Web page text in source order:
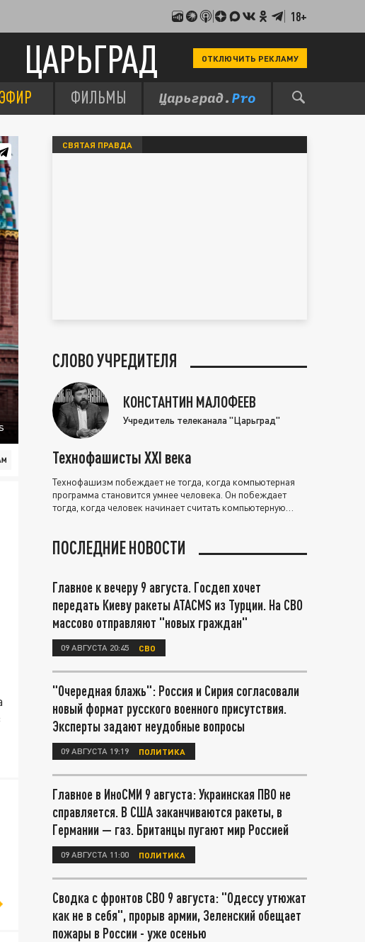
18+
ЦАРЬГРАД ОТКЛЮЧИТЬ РЕКЛАМУ
ЭФИР ФИЛЬМЫ
СВЯТАЯ ПРАВДА
СЛОВО УЧРЕДИТЕЛЯ
КОНСТАНТИН МАЛОФЕЕВ
Учредитель телеканала "Царьград"
Технофашисты XXI века
Технофашизм побеждает не тогда, когда компьютерная
программа становится умнее человека. Он побеждает
тогда, когда человек начинает считать компьютерную
ПОСЛЕДНИЕ НОВОСТИ
Главное к вечеру 9 августа. Госдеп хочет
передать Киеву ракеты ATACMS из Турции. На СВО
массово отправляют "новых граждан"
09 АВГУСТА 20:45 СВО
"Очередная блажь": Россия и Сирия согласовали
новый формат русского военного присутствия.
Эксперты задают неудобные вопросы
09 АВГУСТА 19:19 ПОЛИТИКА
Главное в ИноСМИ 9 августа: Украинская ПВО не
справляется. В США заканчиваются ракеты, в
Германии — газ. Британцы пугают мир Россией
09 АВГУСТА 11:00 ПОЛИТИКА
Сводка с фронтов СВО 9 августа: "Одессу утюжат
как не в себя", прорыв армии, Зеленский обещает
пожары в России - уже осенью